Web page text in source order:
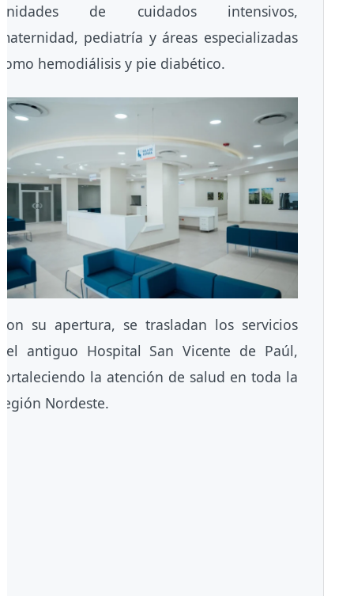
de cuidados intensivos,
pediatría y áreas especializadas
hemodiálisis y pie diabético.
su apertura, se trasladan los servicios
antiguo Hospital San Vicente de Paúl,
la atención de salud en toda la
Nordeste.